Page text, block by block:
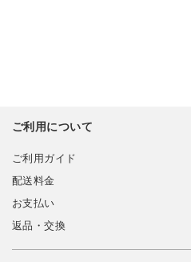
ご利用について
ご利用ガイド
配送料金
お支払い
返品・交換